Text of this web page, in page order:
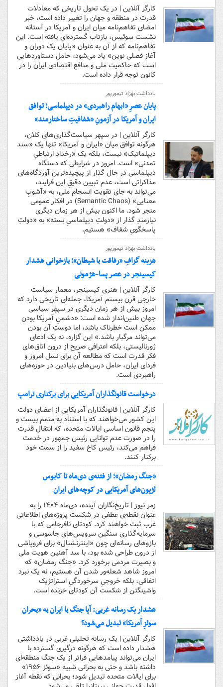
کارگر آنلاین | در یک تحول تاریخی که معادلات
قدرت در منطقه و جهان را تغییر داده است، خبر
امضای تفاهم‌نامه میان ایران و آمریکا در آستانه
نشست سوئیس، بازتاب گسترده‌ای یافته است. این
تفاهم‌نامه که از آن به عنوان «پایان یک دوران و
آغاز فصلی نوین» یاد می‌شود، حامل دستاوردهایی
است که حاکمیت ملی و منافع اقتصادی ایران را در
کانون توجه قرار داده است.
یادداشت بهزاد تیمورپور
پایان عصرِ «ابهام راهبردی» در دیپلماسی؛ توافق
ایران و آمریکا در آزمونِ «شفافیتِ ساختارمند»
کارگر آنلاین | در سپهر سیاست‌گذاری‌های کلان،
هرگونه توافق میان «ایران و آمریکا» تنها یک «سند
دیپلماتیک» نیست، بلکه یک «رخدادِ ارتباطیِ
تمدنی» است. امروز در شرایطی که دستگاه
دیپلماسی در حال گذار از پیچیده‌ترین آوردگاه‌های
مذاکراتی است، عدم تبیین دقیقِ این فرایند،
می‌تواند به جای تقویت انسجام ملی، به «آشوبِ
معنایی» (Semantic Chaos) در افکار عمومی
منجر شود. ما اکنون بیش از هر زمان دیگری
نیازمندِ گذار از «دولتِ دیپلماسیِ بسته‌» به «دولتِ
پاسخگویِ شفاف» هستیم.
یادداشت بهزاد تیمورپور
هزینه‌ گزافِ «رفاقت با شیطان»؛ بازخوانی هشدار
کیسینجر در عصر پسا-هژمونی
کارگر آنلاین | هنری کیسینجر، معمار سیاست
خارجی قرن بیستم آمریکا، جمله‌ای تاریخی دارد که
امروز بیش از هر زمان دیگری در سپهر سیاسی
جهان طنین‌انداز شده است: «دشمنِ آمریکا بودن
ممکن است خطرناک باشد، اما دوستِ آن بودن
می‌تواند مرگبار باشد.» این گزاره، نه یک ادعای
ژورنالیستی، بلکه اعترافی صریح از درون اتاق‌های
فکر قدرت است که مطالعه آن برای نسل امروز و
فردای ایران، حامل درس‌های بنیادین در حوزه‌های
راهبردی است.
درخواست قانونگذاران آمریکایی برای برکناری ترامپ
کارگر آنلاین | قانونگذاران آمریکایی از اعضای دولت
این کشور می‌خواهند که با استناد به متمم بیست و
پنجم قانون اساسی ایالات متحده، که انتقال قدرت
را در صورت عدم توانایی رئیس جمهور در خدمت
فراهم می‌کند، رئیس کاخ سفید را از سمت خود
برکنار کنند.
«جنگ رمضان»؛ از فتنه‌ی دی‌ماه تا کابوس
لژیون‌های آمریکایی در کوچه‌های ایران
زمر نیوز | تاریخ‌نگاران آینده، دی‌ماه ۱۴۰۴ را به
عنوان نقطه‌ی عطفی در شکست پروژه‌های اطلاعاتی
غرب ثبت خواهند کرد. کودتای نافرجامی که با
سرمایه‌گذاری سنگین سرویس‌های جاسوسی و
بازوهای رسانه‌ای چون «اینترنشنال» برای فروپاشی
از درون طراحی شده بود، با سد آهنین هویت ملی
و بصیرت مردمی برخورد کرد. «جنگ رمضان» که
امروز شاهد شعله‌ور شدن آن هستیم، نه یک نبرد
اتفاقی، بلکه خروجیِ سرخوردگیِ استراتژیک
واشینگتن از شکست آن کودتای خزنده است.
هشدار یک رسانه غربی: آیا جنگ با ایران به «بحران
سوئزِ آمریکا» تبدیل می‌شود؟
کارگر آنلاین | یک رسانه تحلیلی غربی در یادداشتی
هشدار داده است که هرگونه درگیری گسترده با
ایران می‌تواند پیامدهایی فراتر از یک جنگ منطقه‌ای
داشته باشد و حتی به بحرانی شبیه «سوئز ۱۹۵۶»
برای ایالات متحده تبدیل شود؛ بحرانی که نقطه آغاز